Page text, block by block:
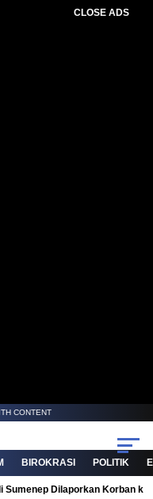
CLOSE ADS
CONTENT
BIROKRASI POLITIK
Sumenep Dilaporkan Korban ke